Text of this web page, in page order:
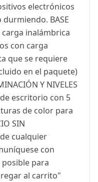
electrónicos
BASE
carga inalámbrica
con carga
que se requiere
en el paquete)
Y NIVELES
escritorio con 5
de color para
SIN
de cualquier
con
para
al carrito"